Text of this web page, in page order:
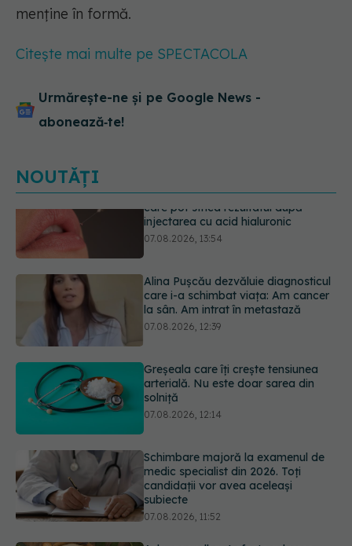
menține în formă.
Citește mai multe pe SPECTACOLA
Urmărește-ne și pe Google News -
abonează‑te!
NOUTĂȚI
Alina Pușcău dezvăluie diagnosticul
care i-a schimbat viața: Am cancer
07.08.2026, 12:39
Greșeala care îți crește tensiunea
arterială. Nu este doar sarea din
07.08.2026, 12:14
Schimbare majoră la examenul de
medic specialist din 2026. Toți
subiecte
07.08.2026, 11:52
Ashwagandha: 4 efecte adverse
potențial grave